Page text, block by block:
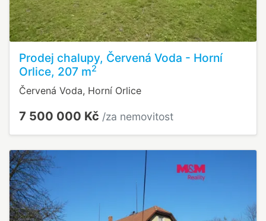
Prodej chalupy, Červená Voda - Horní
Orlice, 207 m2
Červená Voda, Horní Orlice
7 500 000 Kč /za nemovitost